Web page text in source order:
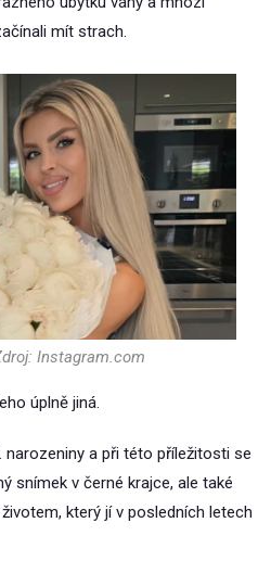
mít strach.
Instagram.com
úplně jiná.
narozeniny a při této příležitosti se
snímek v černé krajce, ale také
který jí v posledních letech